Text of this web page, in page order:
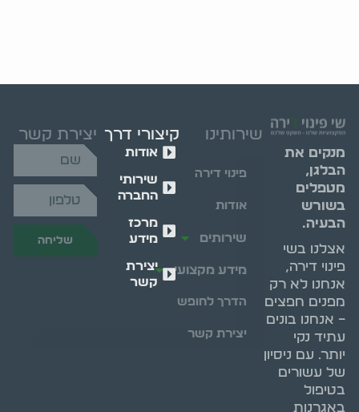
מנקים את
הבלגן,
מטפלים
בשורש
הבעיה.
אצלנו בשי
פינוי דירה,
אנחנו לא רק
מפנים חפצים
– אנחנו בונים
עתיד נקי
יותר. עם ניסיון
של עשורים
בטיפול
באגרנות
שירותינו
פינוי דירה
אודות
שירותים
מידע מקצועי
הדרך לחופש
יצירת קשר
קיצורי דרך
אודות
שירותי
החברה
מרכז
מידע
יצירת
קשר
יצירת קשר
שליחה